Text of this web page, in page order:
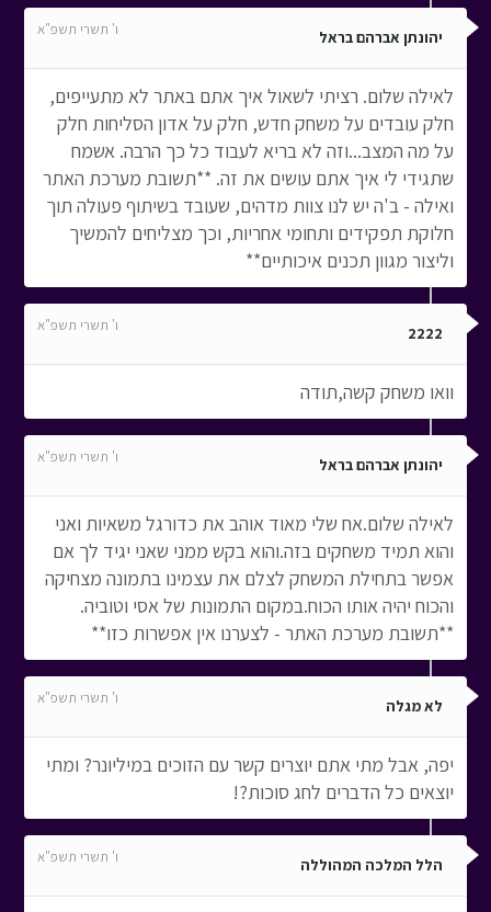
יהונתן אברהם בראל ו' תשרי תשפ"א
לאילה שלום. רציתי לשאול איך אתם באתר לא מתעייפים,
חלק עובדים על משחק חדש, חלק על אדון הסליחות חלק
על מה המצב...וזה לא בריא לעבוד כל כך הרבה. אשמח
שתגידי לי איך אתם עושים את זה. **תשובת מערכת האתר
ואילה - ב'ה יש לנו צוות מדהים, שעובד בשיתוף פעולה תוך
חלוקת תפקידים ותחומי אחריות, וכך מצליחים להמשיך
וליצור מגוון תכנים איכותיים**
2222 ו' תשרי תשפ"א
וואו משחק קשה,תודה
יהונתן אברהם בראל ו' תשרי תשפ"א
לאילה שלום.אח שלי מאוד אוהב את כדורגל משאיות ואני
והוא תמיד משחקים בזה.והוא בקש ממני שאני יגיד לך אם
אפשר בתחילת המשחק לצלם את עצמינו בתמונה מצחיקה
והכוח יהיה אותו הכוח.במקום התמונות של אסי וטוביה.
**תשובת מערכת האתר - לצערנו אין אפשרות כזו**
לא מגלה ו' תשרי תשפ"א
יפה, אבל מתי אתם יוצרים קשר עם הזוכים במיליונר? ומתי
יוצאים כל הדברים לחג סוכות?!
הלל המלכה המהוללה ו' תשרי תשפ"א